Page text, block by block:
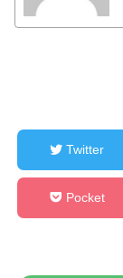
Twitter
Pocket